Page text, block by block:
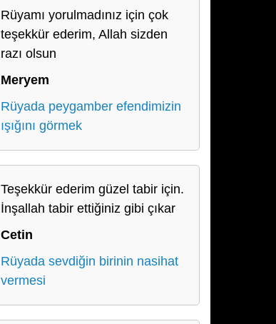
Rüyamı yorulmadınız için çok
teşekkür ederim, Allah sizden
razı olsun
Meryem
Rüyada peygamber efendimizin
ışığını görmek
Teşekkür ederim güzel tabir için.
İnşallah tabir ettiğiniz gibi çıkar
Cetin
Rüyada sevdiğin birinin nasihat
vermesi